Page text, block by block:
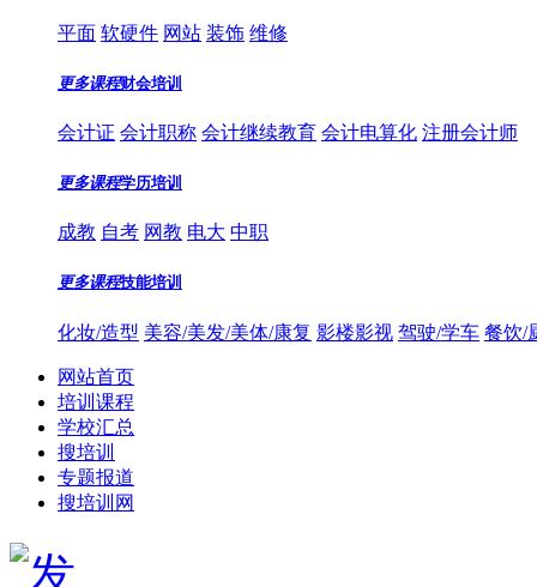
平面 软硬件 网站 装饰 维修
更多课程财会培训
会计证 会计职称 会计继续教育 会计电算化 注册会计师
更多课程学历培训
成教 自考 网教 电大 中职
更多课程技能培训
化妆/造型 美容/美发/美体/康复 影楼影视 驾驶/学车 餐饮/
网站首页
培训课程
学校汇总
搜培训
专题报道
搜培训网